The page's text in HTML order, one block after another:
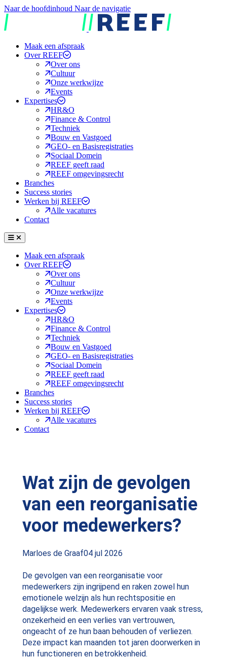
Naar de hoofdinhoud Naar de navigatie
REEF
Maak een afspraak
Over REEF
Over ons
Cultuur
Onze werkwijze
Events
Expertises
HR&O
Finance & Control
Techniek
Bouw en Vastgoed
GEO- en Basisregistraties
Sociaal Domein
REEF geeft raad
REEF omgevingsrecht
Branches
Success stories
Werken bij REEF
Alle vacatures
Contact
Menu
Sluiten
Maak een afspraak
Over REEF
Over ons
Cultuur
Onze werkwijze
Events
Expertises
HR&O
Finance & Control
Techniek
Bouw en Vastgoed
GEO- en Basisregistraties
Sociaal Domein
REEF geeft raad
REEF omgevingsrecht
Branches
Success stories
Werken bij REEF
Alle vacatures
Contact
Wat zijn de gevolgen
van een reorganisatie
voor medewerkers?
Posted
Marloes de Graaf04 jul 2026
De gevolgen van een reorganisatie voor
medewerkers zijn ingrijpend en raken zowel hun
emotionele welzijn als hun rechtspositie en
dagelijkse werk. Medewerkers ervaren vaak stress,
onzekerheid en een verlies van vertrouwen,
ongeacht of ze hun baan behouden of verliezen.
Deze impact kan maanden tot jaren doorwerken in
hun functioneren en betrokkenheid.